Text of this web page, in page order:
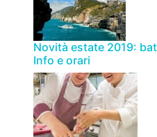
Novità estate 2019:
Info e orari